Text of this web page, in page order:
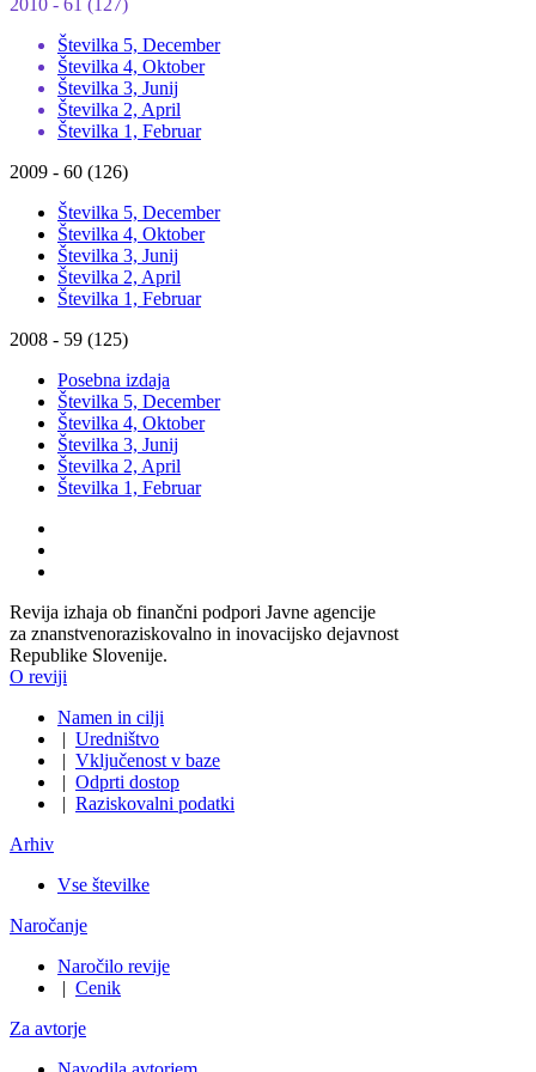
2010 - 61 (127)
Številka 5, December
Številka 4, Oktober
Številka 3, Junij
Številka 2, April
Številka 1, Februar
2009 - 60 (126)
Številka 5, December
Številka 4, Oktober
Številka 3, Junij
Številka 2, April
Številka 1, Februar
2008 - 59 (125)
Posebna izdaja
Številka 5, December
Številka 4, Oktober
Številka 3, Junij
Številka 2, April
Številka 1, Februar
Revija izhaja ob finančni podpori Javne agencije
za znanstvenoraziskovalno in inovacijsko dejavnost
Republike Slovenije.
O reviji
Namen in cilji
| Uredništvo
| Vključenost v baze
| Odprti dostop
| Raziskovalni podatki
Arhiv
Vse številke
Naročanje
Naročilo revije
| Cenik
Za avtorje